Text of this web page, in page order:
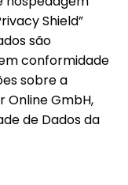
Shield”
são
conformidade
sobre a
Online GmbH,
de Dados da